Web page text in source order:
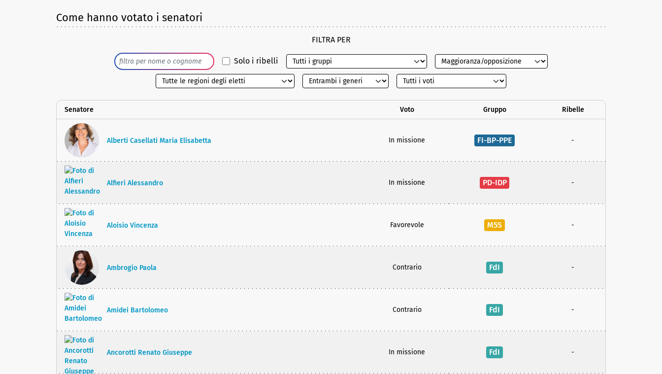
Come hanno votato i senatori
FILTRA PER
Solo i ribelli
Senatore Voto Gruppo Ribelle
Alberti Casellati Maria Elisabetta In missione FI-BP-PPE -
Alfieri Alessandro In missione PD-IDP -
Aloisio Vincenza Favorevole M5S -
Ambrogio Paola Contrario FdI -
Amidei Bartolomeo Contrario FdI -
Ancorotti Renato Giuseppe In missione FdI -